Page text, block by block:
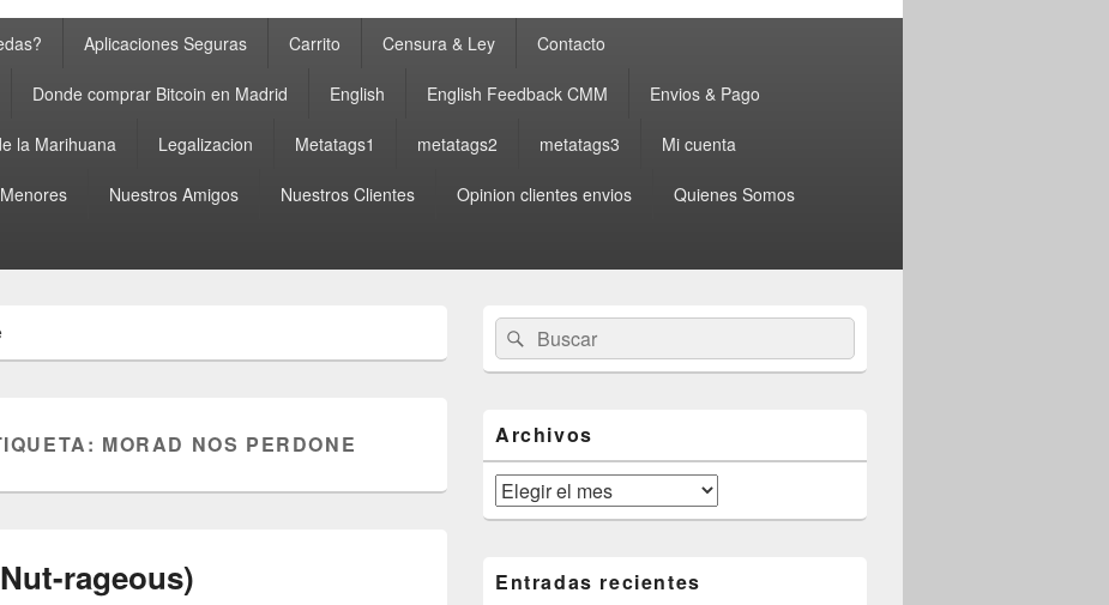
Aplicaciones Seguras Carrito Censura & Ley Contacto
Donde comprar Bitcoin en Madrid English English Feedback CMM Envios & Pago
la Marihuana Legalizacion Metatags1 metatags2 metatags3 Mi cuenta
Nuestros Amigos Nuestros Clientes Opinion clientes envios Quienes Somos
MORAD NOS PERDONE
rageous)
área
de
widget
lateral
primaria
Buscar
por:
Buscar
Archivos
Archivos
Entradas recientes